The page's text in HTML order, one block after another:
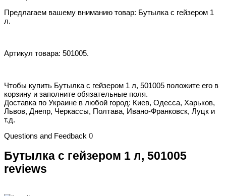
Предлагаем вашему вниманию товар: Бутылка с гейзером 1
л.
Артикул товара: 501005.
Чтобы купить Бутылка с гейзером 1 л, 501005 положите его в
корзину и заполните обязательные поля.
Доставка по Украине в любой город: Киев, Одесса, Харьков,
Львов, Днепр, Черкассы, Полтава, Ивано-Франковск, Луцк и
т.д.
Questions and Feedback 0
Бутылка с гейзером 1 л, 501005
reviews